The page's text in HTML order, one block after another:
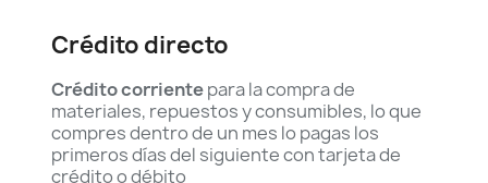
Crédito directo
Crédito corrientepara la compra de
materiales, repuestos y consumibles, lo que
compres dentro de un mes lo pagas los
primeros días del siguiente con tarjeta de
crédito o débito